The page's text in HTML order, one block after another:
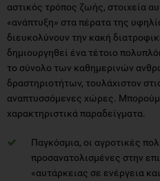
αστικός τρόπος ζωής, στοιχεία
«ανάπτυξη» στα πέρατα της
διευκολύνουν την κακή
δημιουργηθεί ένα τέτοιο
το σύνολο των καθημερινών
δραστηριοτήτων, τουλάχιστον
αναπτυσσόμενες χώρες.
χαρακτηριστικά παραδείγματα.
Παγκόσμια, οι αγροτικές
προσανατολισμένες στην
«αυτάρκειας σε ενέργεια